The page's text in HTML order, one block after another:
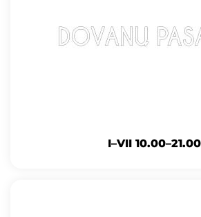
I–VII 10.00–21.00